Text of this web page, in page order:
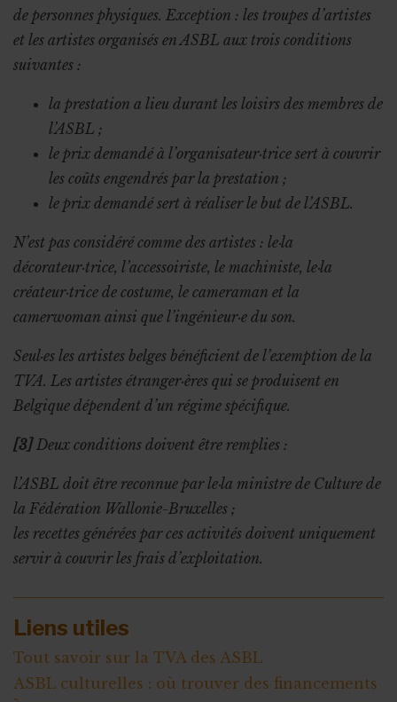
de personnes physiques. Exception : les troupes d’artistes
et les artistes organisés en ASBL aux trois conditions
suivantes :
la prestation a lieu durant les loisirs des membres de
l’ASBL ;
le prix demandé à l’organisateur·trice sert à couvrir
les coûts engendrés par la prestation ;
le prix demandé sert à réaliser le but de l’ASBL.
N’est pas considéré comme des artistes : le·la
décorateur·trice, l’accessoiriste, le machiniste, le·la
créateur·trice de costume, le cameraman et la
camerwoman ainsi que l’ingénieur·e du son.
Seul·es les artistes belges bénéficient de l’exemption de la
TVA. Les artistes étranger·ères qui se produisent en
Belgique dépendent d’un régime spécifique.
[3]Deux conditions doivent être remplies :
l’ASBL doit être reconnue par le·la ministre de Culture de
la Fédération Wallonie-Bruxelles ;
les recettes générées par ces activités doivent uniquement
servir à couvrir les frais d’exploitation.
Liens utiles
Tout savoir sur la TVA des ASBL
ASBL culturelles : où trouver des financements